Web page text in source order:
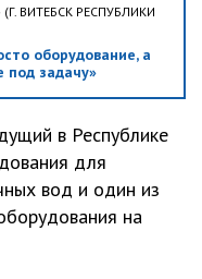
ВИТЕБСК РЕСПУБЛИКИ
оборудование, а
под задачу»
в Республике
для
вод и один из
на